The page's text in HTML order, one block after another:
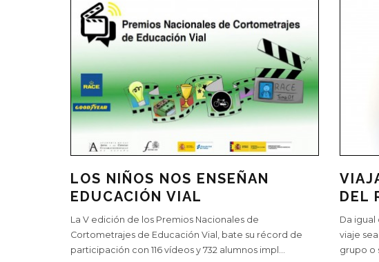
LOS NIÑOS NOS ENSEÑAN
EDUCACIÓN VIAL
La V edición de los Premios Nacionales de
Cortometrajes de Educación Vial, bate su récord de
participación con 116 vídeos y 732 alumnos impl ...
DEL
Da igual
viaje
grupo o